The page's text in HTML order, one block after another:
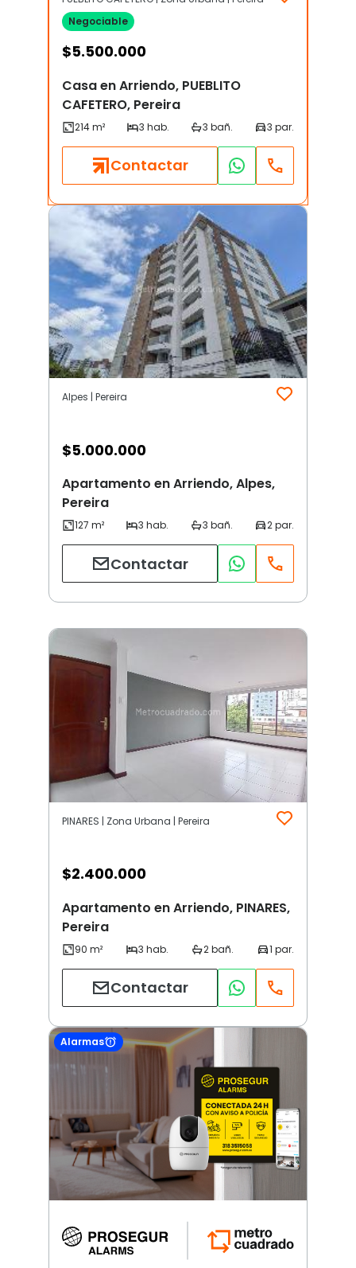
Negociable
$5.500.000
Casa en Arriendo, PUEBLITO
CAFETERO, Pereira
Contactar
Alpes | Pereira
$5.000.000
Apartamento en Arriendo, Alpes,
Pereira
Contactar
PINARES | Zona Urbana | Pereira
$2.400.000
Apartamento en Arriendo, PINARES,
Pereira
Contactar
Alarmas